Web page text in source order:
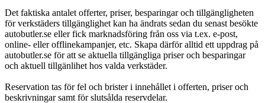
Det faktiska antalet offerter, priser, besparingar och tillgängligheten
för verkstäders tillgänglighet kan ha ändrats sedan du senast besökte
autobutler.se eller fick marknadsföring från oss via t.ex. e-post,
online- eller offlinekampanjer, etc. Skapa därför alltid ett uppdrag på
autobutler.se för att se aktuella tillgängliga priser och besparingar
och aktuell tillgänlihet hos valda verkstäder.
Reservation tas för fel och brister i innehållet i offerten, priser och
beskrivningar samt för slutsålda reservdelar.